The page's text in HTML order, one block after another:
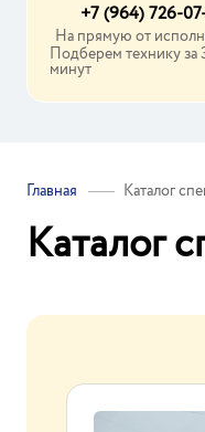
+7 (964) 726-
На прямую от
Подберем технику за
минут
Главная Каталог
Каталог